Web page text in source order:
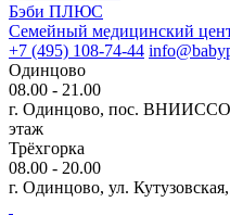
Бэби ПЛЮС
Семейный медицинский
+7 (495) 108-74-44
Одинцово
08.00 - 21.00
г. Одинцово, пос.
этаж
Трёхгорка
08.00 - 20.00
г. Одинцово, ул.